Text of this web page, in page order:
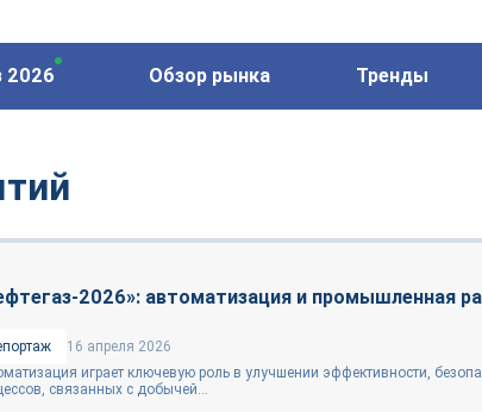
7802588950
2026 Обзор рынка Тренды
2026»: автоматизация и промышленная
16 апреля 2026
играет ключевую роль в улучшении эффективности,
связанных с добычей...